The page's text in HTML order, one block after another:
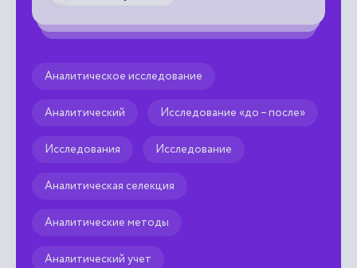
Аналитическое исследование
Аналитический Исследование «до – после»
Исследования Исследование
Аналитическая селекция
Аналитические методы
Аналитический учет